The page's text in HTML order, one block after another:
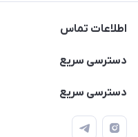
اطلاعات تماس
۰۹۳۵۶۰۴۰۳۶۵
سیمای ورزش
دسترسی سریع
اسکیت فلایینگ ایگل
دسترسی سریع
اسکوتر برقی دخترانه